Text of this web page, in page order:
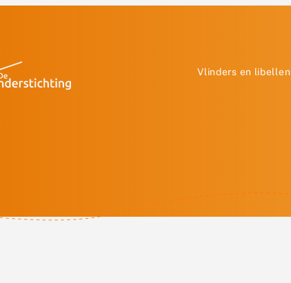
Vlinders en libellen